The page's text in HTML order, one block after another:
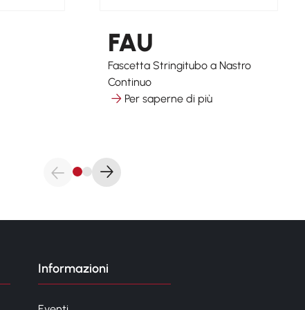
FAU
Fascetta Stringitubo a Nastro
Continuo
Per saperne di più
Informazioni